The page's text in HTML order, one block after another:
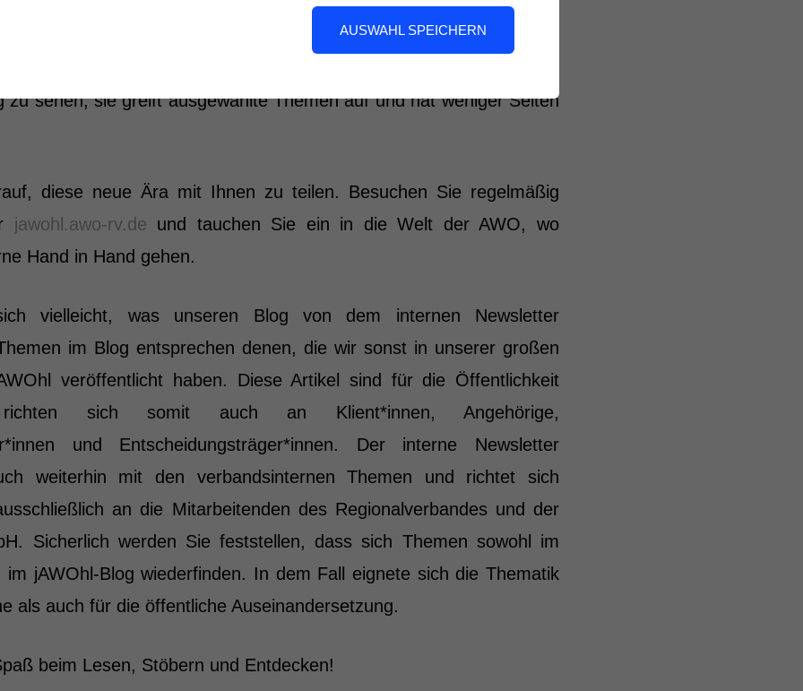
zu sehen, sie greift ausgewählte Themen auf und hat weniger Seiten
diese neue Ära mit Ihnen zu teilen. Besuchen Sie regelmäßig
jawohl.awo-rv.de und tauchen Sie ein in die Welt der AWO, wo
Hand in Hand gehen.
vielleicht, was unseren Blog von dem internen Newsletter
im Blog entsprechen denen, die wir sonst in unserer großen
veröffentlicht haben. Diese Artikel sind für die Öffentlichkeit
sich somit auch an Klient*innen, Angehörige,
und Entscheidungsträger*innen. Der interne Newsletter
weiterhin mit den verbandsinternen Themen und richtet sich
an die Mitarbeitenden des Regionalverbandes und der
Sicherlich werden Sie feststellen, dass sich Themen sowohl im
im jAWOhl-Blog wiederfinden. In dem Fall eignete sich die Thematik
als auch für die öffentliche Auseinandersetzung.
beim Lesen, Stöbern und Entdecken!
AUSWAHL SPEICHERN